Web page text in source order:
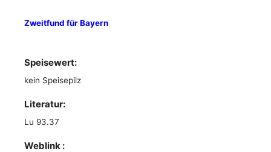
Zweitfund für Bayern
Speisewert:
kein Speisepilz
Literatur:
Lu 93.37
Weblink :